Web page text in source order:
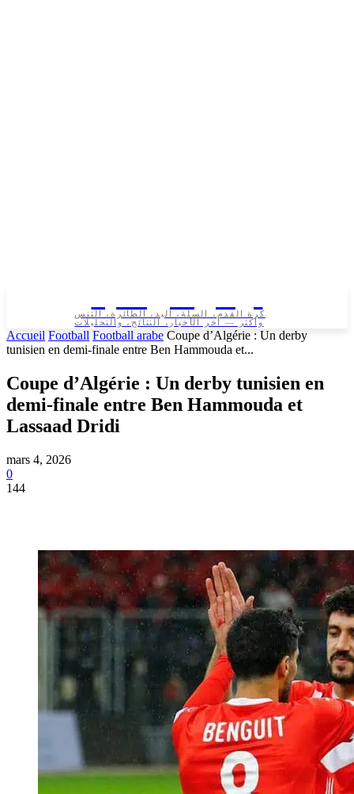
كرة القدم، السلة، اليد، الطائرة، التنس
وأكثر — آخر الأخبار، النتائج، والتحليلات
Accueil Football Football arabe Coupe d’Algérie : Un derby
tunisien en demi-finale entre Ben Hammouda et...
Coupe d’Algérie : Un derby tunisien en
demi-finale entre Ben Hammouda et
Lassaad Dridi
mars 4, 2026
0
144